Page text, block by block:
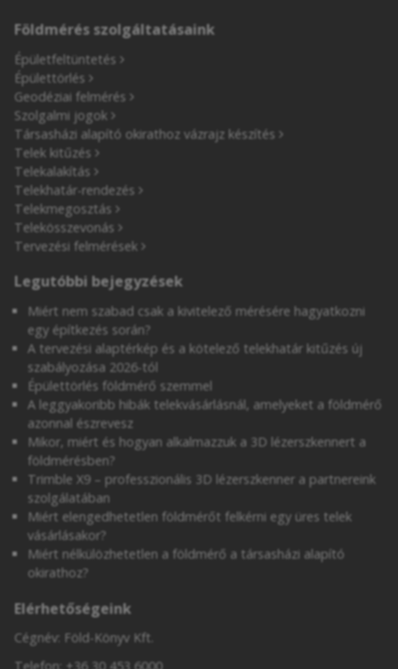
Földmérés szolgáltatásaink
Épületfeltüntetés
Épülettörlés
Geodéziai felmérés
Szolgalmi jogok
Társasházi alapító okirathoz vázrajz készítés
Telek kitűzés
Telekalakítás
Telekhatár-rendezés
Telekmegosztás
Telekösszevonás
Tervezési felmérések
Legutóbbi bejegyzések
Miért nem szabad csak a kivitelező mérésére hagyatkozni
egy építkezés során?
A tervezési alaptérkép és a kötelező telekhatár kitűzés új
szabályozása 2026-tól
Épülettörlés földmérő szemmel
A leggyakoribb hibák telekvásárlásnál, amelyeket a földmérő
azonnal észrevesz
Mikor, miért és hogyan alkalmazzuk a 3D lézerszkennert a
földmérésben?
Trimble X9 – professzionális 3D lézerszkenner a partnereink
szolgálatában
Miért elengedhetetlen földmérőt felkérni egy üres telek
vásárlásakor?
Miért nélkülözhetetlen a földmérő a társasházi alapító
okirathoz?
Elérhetőségeink
Cégnév: Föld-Könyv Kft.